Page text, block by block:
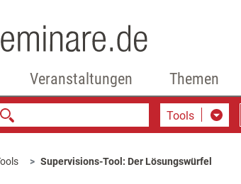
Veranstaltungen Themen
Tools
Supervisions-Tool: Der Lösungswürfel